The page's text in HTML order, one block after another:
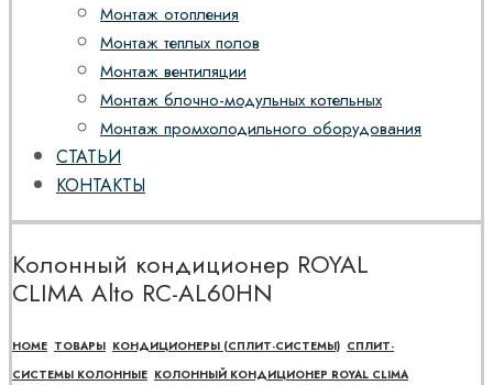
Монтаж отопления
Монтаж теплых полов
Монтаж вентиляции
Монтаж блочно-модульных котельных
Монтаж промхолодильного оборудования
СТАТЬИ
КОНТАКТЫ
Колонный кондиционер ROYAL
CLIMA Alto RC-AL60HN
HOME ТОВАРЫ КОНДИЦИОНЕРЫ (СПЛИТ-СИСТЕМЫ) СПЛИТ-
СИСТЕМЫ КОЛОННЫЕ КОЛОННЫЙ КОНДИЦИОНЕР ROYAL CLIMA